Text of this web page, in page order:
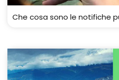
Che cosa sono le notifiche